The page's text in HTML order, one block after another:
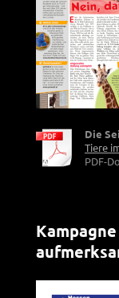
Die
Tiere
PDF-